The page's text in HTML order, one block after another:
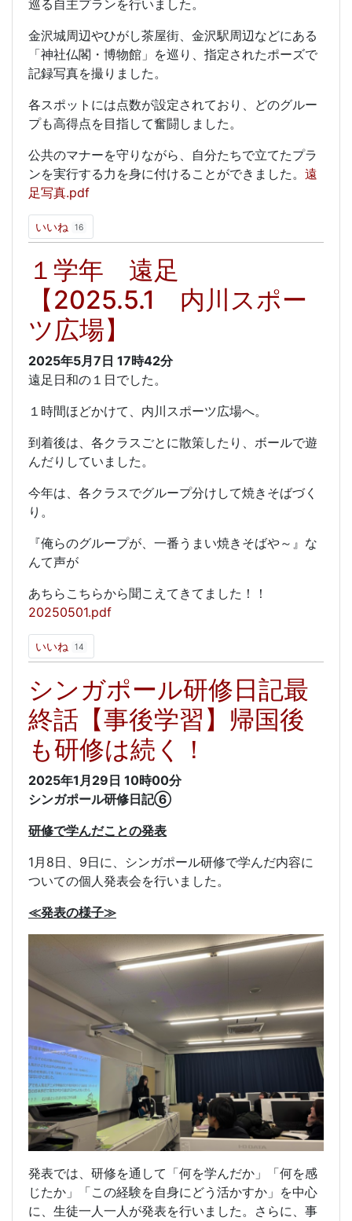
巡る自主プランを行いました。
金沢城周辺やひがし茶屋街、金沢駅周辺などにある
「神社仏閣・博物館」を巡り、指定されたポーズで
記録写真を撮りました。
各スポットには点数が設定されており、どのグルー
プも高得点を目指して奮闘しました。
公共のマナーを守りながら、自分たちで立てたプラ
ンを実行する力を身に付けることができました。 遠
足写真.pdf
いいね 16
１学年 遠足
【2025.5.1 内川スポー
ツ広場】
2025年5月7日 17時42分
遠足日和の１日でした。
１時間ほどかけて、内川スポーツ広場へ。
到着後は、各クラスごとに散策したり、ボールで遊
んだりしていました。
今年は、各クラスでグループ分けして焼きそばづく
り。
『俺らのグループが、一番うまい焼きそばや～』な
んて声が
あちらこちらから聞こえてきてました！！
20250501.pdf
いいね 14
シンガポール研修日記最
終話【事後学習】帰国後
も研修は続く！
2025年1月29日 10時00分
シンガポール研修日記⑥
研修で学んだことの発表
1月8日、9日に、シンガポール研修で学んだ内容に
ついての個人発表会を行いました。
≪発表の様子≫
発表では、研修を通して「何を学んだか」「何を感
じたか」「この経験を自身にどう活かすか」を中心
に、生徒一人一人が発表を行いました。さらに、事